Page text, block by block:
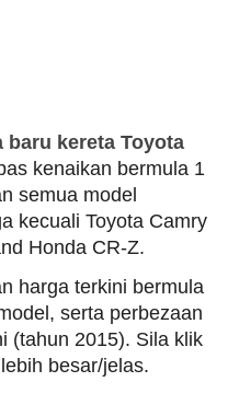
baru kereta Toyota
kenaikan bermula 1
semua model
kecuali Toyota Camry
Honda CR-Z.
harga terkini bermula
serta perbezaan
(tahun 2015). Sila klik
besar/jelas.